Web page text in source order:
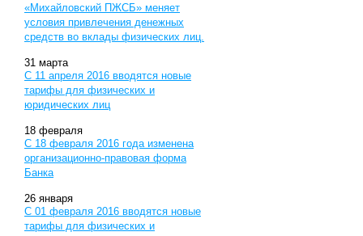
«Михайловский ПЖСБ» меняет
условия привлечения денежных
средств во вклады физических лиц.
31 марта
С 11 апреля 2016 вводятся новые
тарифы для физических и
юридических лиц
18 февраля
С 18 февраля 2016 года изменена
организационно-правовая форма
Банка
26 января
С 01 февраля 2016 вводятся новые
тарифы для физических и